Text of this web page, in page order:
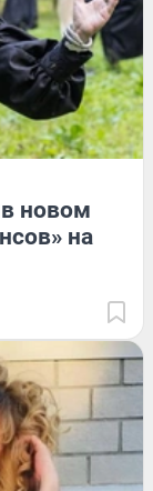
новом
на